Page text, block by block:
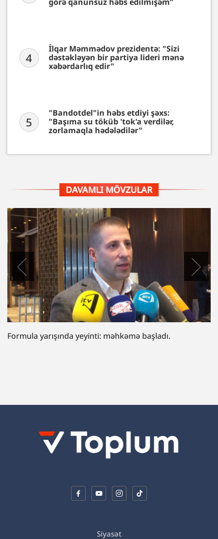
4
İlqar Məmmədov prezidentə: "Sizi
dəstəkləyən bir partiya lideri mənə
xəbərdarlıq edir"
5
"Bandotdel"in həbs etdiyi şəxs:
"Başıma su töküb 'tok'a verdilər,
zorlamaqla hədələdilər"
DAVAMLI MÖVZULAR
“Fazil Mustafaya sui-qəsd işi”ndə müttəhim:
Siyasət